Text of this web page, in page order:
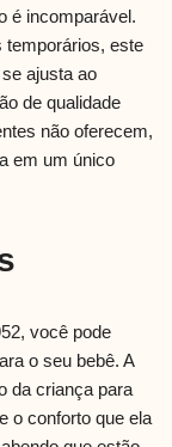
é incomparável.
temporários, este
ajusta ao
de qualidade
não oferecem,
em um único
você pode
o seu bebê. A
da criança para
o conforto que ela